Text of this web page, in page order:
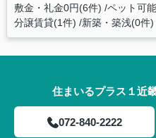
敷金・礼金0円(6件) ペット可
分譲賃貸(1件) 新築・築浅(0件)
住まいるプラス１近
072-840-2222